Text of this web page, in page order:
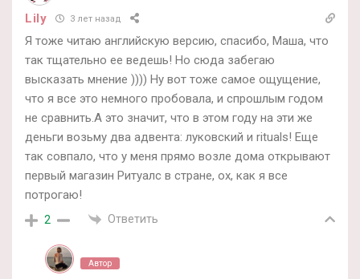
Lily 3 лет назад
Я тоже читаю английскую версию, спасибо, Маша, что
так тщательно ее ведешь! Но сюда забегаю
высказать мнение )))) Ну вот тоже самое ощущение,
что я все это немного пробовала, и спрошлым годом
не сравнить.А это значит, что в этом году на эти же
деньги возьму два адвента: луковский и rituals! Еще
так совпало, что у меня прямо возле дома открывают
первый магазин Ритуалс в стране, ох, как я все
потрогаю!
2 Ответить
Автор